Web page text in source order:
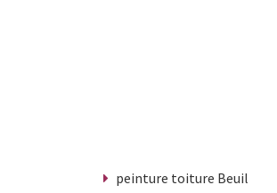
peinture toiture Beuil